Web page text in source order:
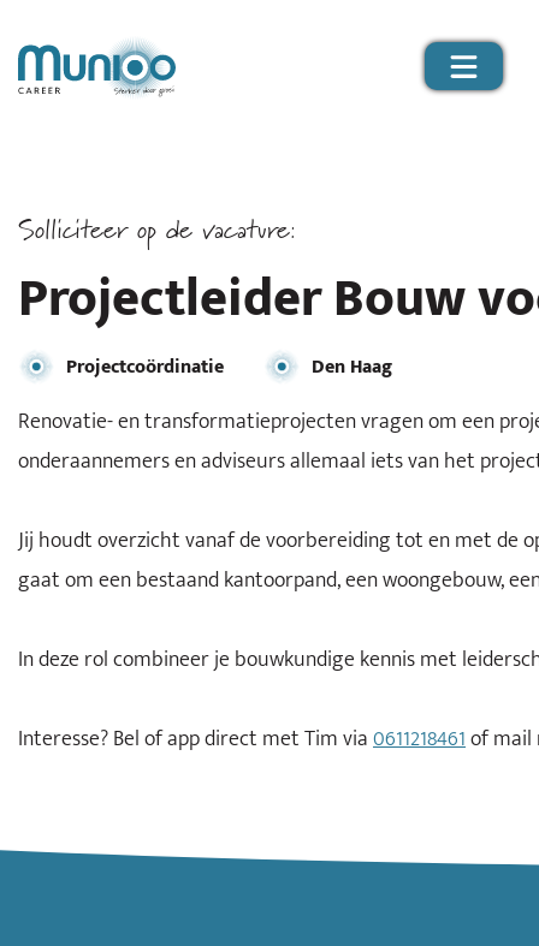
Solliciteer op de vacature:
Projectleider Bouw
Projectcoördinatie Den Haag
Renovatie- en transformatieprojecten vragen om een
onderaannemers en adviseurs allemaal iets van het
Jij houdt overzicht vanaf de voorbereiding tot en met de
gaat om een bestaand kantoorpand, een woongebouw,
In deze rol combineer je bouwkundige kennis met
Interesse? Bel of app direct met Tim via0611218461of